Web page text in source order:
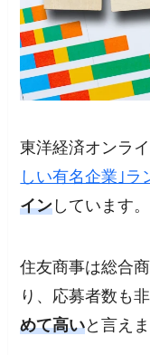
東洋経済オンラ
しい有名企業｣ラ
イン しています。
住友商事は総合
り、応募者数も
めて高いと言えま